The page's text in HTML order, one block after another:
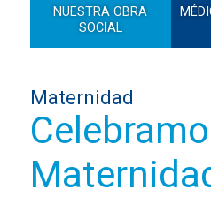
NUESTRA OBRA
SOCIAL
Maternidad